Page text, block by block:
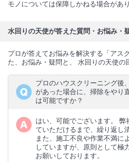
モノについては保障しかねる場合があり
水回りの天使が答えた質問・お悩み・
プロが答えてお悩みを解決する「アス
た、お悩み・疑問と、 水回りの天使の
プロのハウスクリーニング後
があった場合に、掃除をやり
は可能ですか？
はい、可能でございます。 弊
ていただけるまで、繰り返し
また、施工不良や作業不満に
していますが、原則として極
お願いしております。